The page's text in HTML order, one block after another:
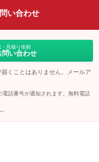
ルーフレール
：装備なし
ヘッドライトウォッシャー
い合わせ
・見積り依頼
問い合わせ
くことはありません。メールア
話番号が通知されます。無料電話